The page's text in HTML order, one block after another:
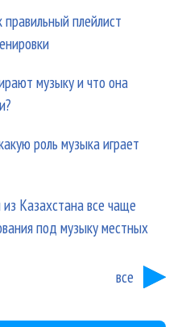
плейлист
музыку и что она
роль музыка играет
Казахстана все чаще
под музыку местных
все